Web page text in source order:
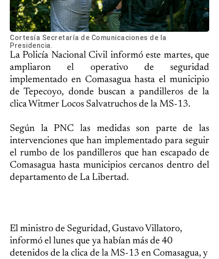
Cortesía Secretaría de Comunicaciones de la
Presidencia.
La Policía Nacional Civil informó este martes, que
ampliaron el operativo de seguridad
implementado en Comasagua hasta el municipio
de Tepecoyo, donde buscan a pandilleros de la
clica Witmer Locos Salvatruchos de la MS-13.
Según la PNC las medidas son parte de las
intervenciones que han implementado para seguir
el rumbo de los pandilleros que han escapado de
Comasagua hasta municipios cercanos dentro del
departamento de La Libertad.
El ministro de Seguridad, Gustavo Villatoro,
informó el lunes que ya habían más de 40
detenidos de la clica de la MS-13 en Comasagua, y